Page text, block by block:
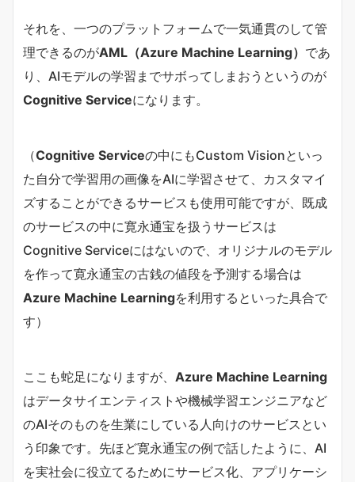
それを、一つのプラットフォームで一気通貫のして管
理できるのがAML（Azure Machine Learning） であ
り、AIモデルの学習までサボってしまおうというのが
Cognitive Serviceになります。
（Cognitive Serviceの中にもCustom Visionといっ
た自分で学習用の画像をAIに学習させて、カスタマイ
ズすることができるサービスも使用可能ですが、既成
のサービスの中に寛永通宝を扱うサービスは
Cognitive Serviceにはないので、オリジナルのモデル
を作って寛永通宝の古銭の値段を予測する場合は
Azure Machine Learningを利用するといった具合で
す）
ここも蛇足になりますが、 Azure Machine Learning
はデータサイエンティストや機械学習エンジニアなど
のAIそのものを生業にしている人向けのサービスとい
う印象です。先ほど寛永通宝の例で話したように、AI
を実社会に役立てるためにサービス化、アプリケーシ